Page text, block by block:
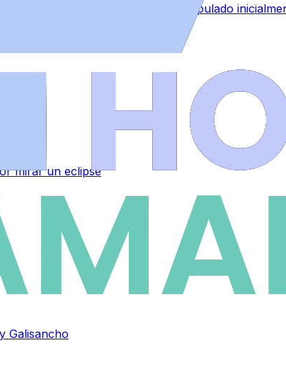
afectará a menos personal del estipulado
mirar un eclipse
Galisancho